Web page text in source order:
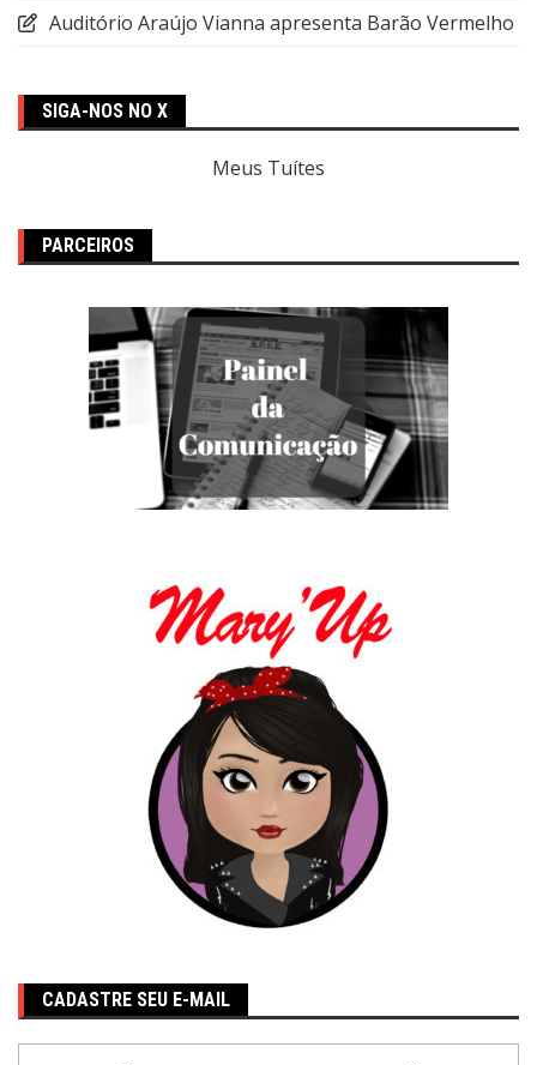
Auditório Araújo Vianna apresenta Barão Vermelho
SIGA-NOS NO X
Meus Tuítes
PARCEIROS
CADASTRE SEU E-MAIL